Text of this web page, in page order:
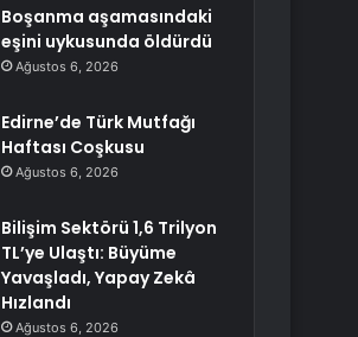
Boşanma aşamasındaki
eşini uykusunda öldürdü
Ağustos 6, 2026
Edirne’de Türk Mutfağı
Haftası Coşkusu
Ağustos 6, 2026
Bilişim Sektörü 1,6 Trilyon
TL’ye Ulaştı: Büyüme
Yavaşladı, Yapay Zekâ
Hızlandı
Ağustos 6, 2026